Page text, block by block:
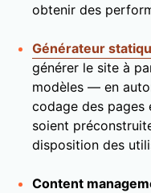
obtenir des
Générateur
générer le site à
modèles — en
codage des pages
soient
disposition des
Content